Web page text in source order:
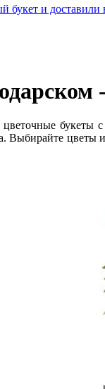
букет и доставили
Выбирайте